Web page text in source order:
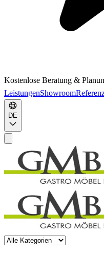
Kostenlose Beratung &
LeistungenShowroom
DE